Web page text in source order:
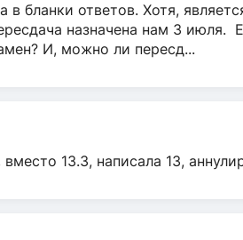
в бланки ответов. Хотя,
назначена нам 3 июля.
И, можно ли пересд...
13.3, написала 13,